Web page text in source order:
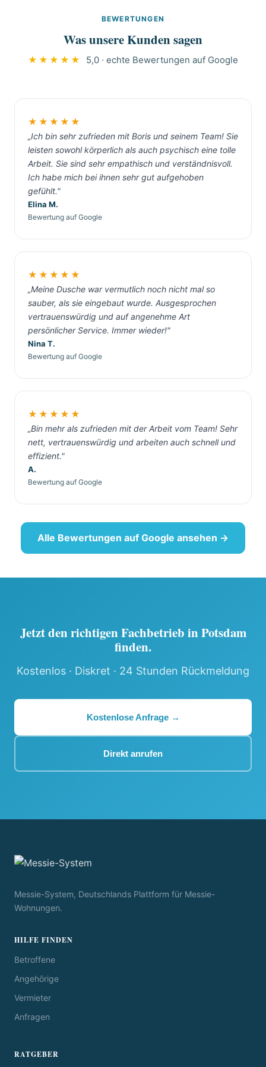
Einsatzes. Diskretion ist bei Messie-Situationen
selbstverständlich, in Potsdam wie überall.
BEWERTUNGEN
Was unsere Kunden sagen
★★★★★ 5,0 · echte Bewertungen auf Google
★★★★★
„Ich bin sehr zufrieden mit Boris und seinem Team! Sie
leisten sowohl körperlich als auch psychisch eine tolle
Arbeit. Sie sind sehr empathisch und verständnisvoll.
Ich habe mich bei ihnen sehr gut aufgehoben
gefühlt."
Elina M.
Bewertung auf Google
★★★★★
„Meine Dusche war vermutlich noch nicht mal so
sauber, als sie eingebaut wurde. Ausgesprochen
vertrauenswürdig und auf angenehme Art
persönlicher Service. Immer wieder!"
Nina T.
Bewertung auf Google
★★★★★
„Bin mehr als zufrieden mit der Arbeit vom Team! Sehr
nett, vertrauenswürdig und arbeiten auch schnell und
effizient."
A.
Bewertung auf Google
Alle Bewertungen auf Google ansehen →
Jetzt den richtigen Fachbetrieb in Potsdam
finden.
Kostenlos · Diskret · 24 Stunden Rückmeldung
Kostenlose Anfrage →
Direkt anrufen
Messie-System, Deutschlands Plattform für Messie-
Wohnungen.
HILFE FINDEN
Betroffene
Angehörige
Vermieter
Anfragen
RATGEBER